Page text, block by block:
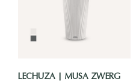
LECHUZA | MUSA ZWERG